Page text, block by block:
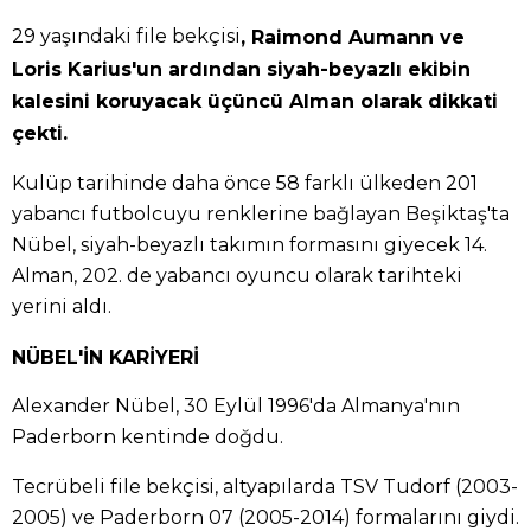
29 yaşındaki file bekçisi, Raimond Aumann ve
Loris Karius'un ardından siyah-beyazlı ekibin
kalesini koruyacak üçüncü Alman olarak dikkati
çekti.
Kulüp tarihinde daha önce 58 farklı ülkeden 201
yabancı futbolcuyu renklerine bağlayan Beşiktaş'ta
Nübel, siyah-beyazlı takımın formasını giyecek 14.
Alman, 202. de yabancı oyuncu olarak tarihteki
yerini aldı.
NÜBEL'İN KARİYERİ
Alexander Nübel, 30 Eylül 1996'da Almanya'nın
Paderborn kentinde doğdu.
Tecrübeli file bekçisi, altyapılarda TSV Tudorf (2003-
2005) ve Paderborn 07 (2005-2014) formalarını giydi.